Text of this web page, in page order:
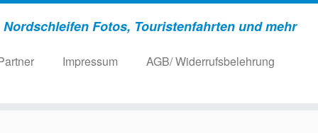
Nordschleifen Fotos, Touristenfahrten und mehr
Impressum
AGB/ Widerrufsbelehrung